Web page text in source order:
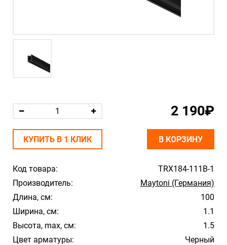
Код товара:
TRX184-111B-1
Производитель:
Maytoni (Германия)
Длина, см:
100
Ширина, см:
1.1
Высота, max, см:
1.5
Цвет арматуры:
Черный
2 190₽
КУПИТЬ В 1 КЛИК В КОРЗИНУ